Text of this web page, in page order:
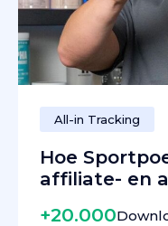
All-in Tracking
Hoe
affiliate- en
+20.000